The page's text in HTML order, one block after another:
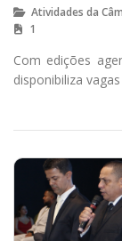
Atividades da
1
Com edições
disponibiliza